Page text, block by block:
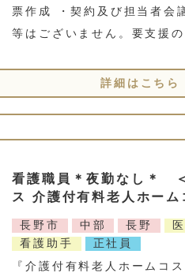
票作成 ・契約及び担当者会
等はございません。要支援
詳細はこちら
看護職員＊夜勤なし＊
ス 介護付有料老人ホーム
長野市 中部 長野
看護助手
正社員
『介護付有料老人ホームコ